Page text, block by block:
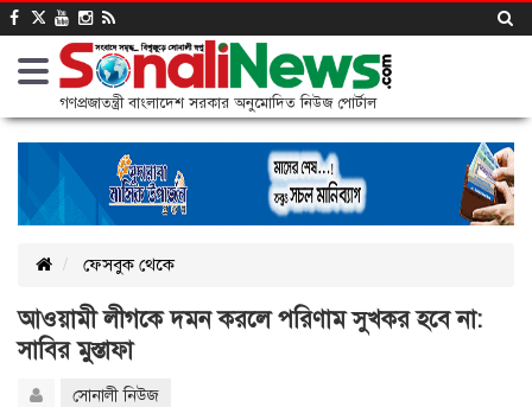
গণপ্রজাতন্ত্রী বাংলাদেশ সরকার অনুমোদিত নিউজ পোর্টাল
ফেসবুক থেকে
আওয়ামী লীগকে দমন করলে পরিণাম সুখকর হবে না:
সাবির মুস্তাফা
সোনালী নিউজ